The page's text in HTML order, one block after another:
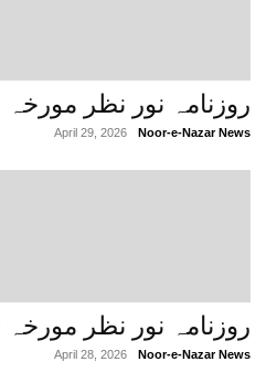
روزنامہ نور نظر مورخہ 30 اپریل 2026
Noor-e-Nazar News
April 29, 2026
روزنامہ نور نظر مورخہ 29 اپریل 2026
Noor-e-Nazar News
April 28, 2026